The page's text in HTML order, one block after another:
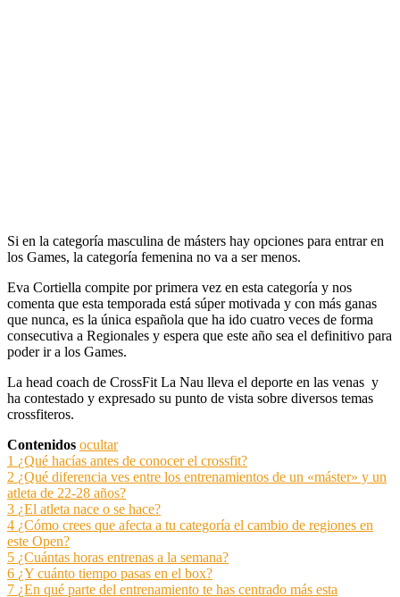
Si en la categoría masculina de másters hay opciones para entrar en
los Games, la categoría femenina no va a ser menos.
Eva Cortiella compite por primera vez en esta categoría y nos
comenta que esta temporada está súper motivada y con más ganas
que nunca, es la única española que ha ido cuatro veces de forma
consecutiva a Regionales y espera que este año sea el definitivo para
poder ir a los Games.
La head coach de CrossFit La Nau lleva el deporte en las venas y
ha contestado y expresado su punto de vista sobre diversos temas
crossfiteros.
Contenidos ocultar
1 ¿Qué hacías antes de conocer el crossfit?
2 ¿Qué diferencia ves entre los entrenamientos de un «máster» y un
atleta de 22-28 años?
3 ¿El atleta nace o se hace?
4 ¿Cómo crees que afecta a tu categoría el cambio de regiones en
este Open?
5 ¿Cuántas horas entrenas a la semana?
6 ¿Y cuánto tiempo pasas en el box?
7 ¿En qué parte del entrenamiento te has centrado más esta